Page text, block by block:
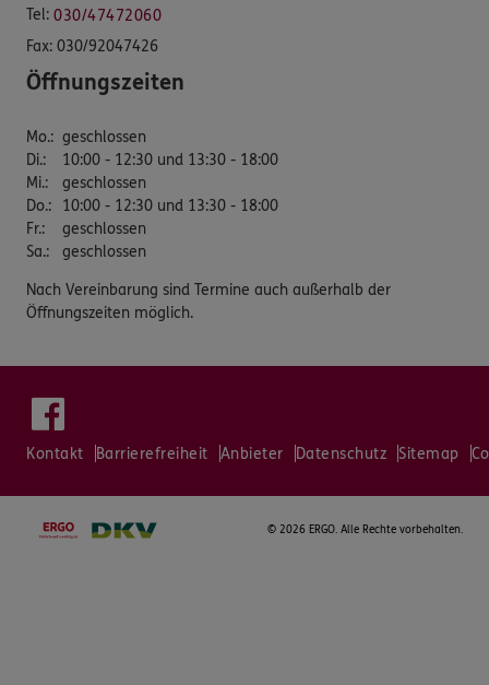
Tel: 030/47472060
Fax: 030/92047426
Öffnungszeiten
Mo.: geschlossen
Di.:
10:00 - 12:30 und 13:30 - 18:00
Mi.:
geschlossen
Do.:
10:00 - 12:30 und 13:30 - 18:00
Fr.:
geschlossen
Sa.: geschlossen
Nach Vereinbarung sind Termine auch außerhalb der
Öffnungszeiten möglich.
Kontakt Barrierefreiheit Anbieter Datenschutz Sitemap
© 2026 ERGO. Alle Rechte vorbehalten.